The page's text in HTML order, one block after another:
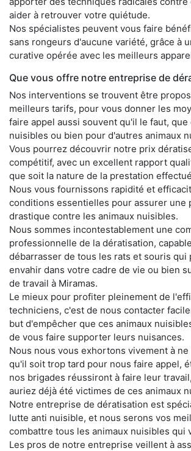
aider à retrouver votre quiétude.
Nos spécialistes peuvent vous faire
sans rongeurs d'aucune variété, grâce à
curative opérée avec les meilleurs
Que vous offre notre entreprise de
Nos interventions se trouvent être
meilleurs tarifs, pour vous donner les
faire appel aussi souvent qu'il le faut,
nuisibles ou bien pour d'autres animaux
Vous pourrez découvrir notre prix
compétitif, avec un excellent rapport
que soit la nature de la prestation
Nous vous fournissons rapidité et
conditions essentielles pour assurer une
drastique contre les animaux nuisibles.
Nous sommes incontestablement une
professionnelle de la dératisation,
débarrasser de tous les rats et souris qui
envahir dans votre cadre de vie ou bien
de travail à Miramas.
Le mieux pour profiter pleinement de
techniciens, c'est de nous contacter
but d'empêcher que ces animaux
de vous faire supporter leurs nuisances.
Nous nous vous exhortons vivement à
qu'il soit trop tard pour nous faire appel,
nos brigades réussiront à faire leur
auriez déjà été victimes de ces animaux
Notre entreprise de dératisation est
lutte anti nuisible, et nous serons vos
combattre tous les animaux nuisibles qui
Les pros de notre entreprise veillent à